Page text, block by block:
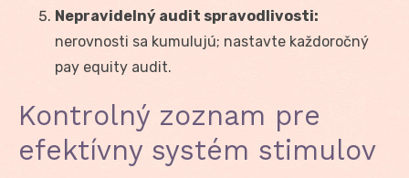
Nepravidelný audit spravodlivosti:
nerovnosti sa kumulujú; nastavte každoročný
pay equity audit.
Kontrolný zoznam pre
efektívny systém stimulov